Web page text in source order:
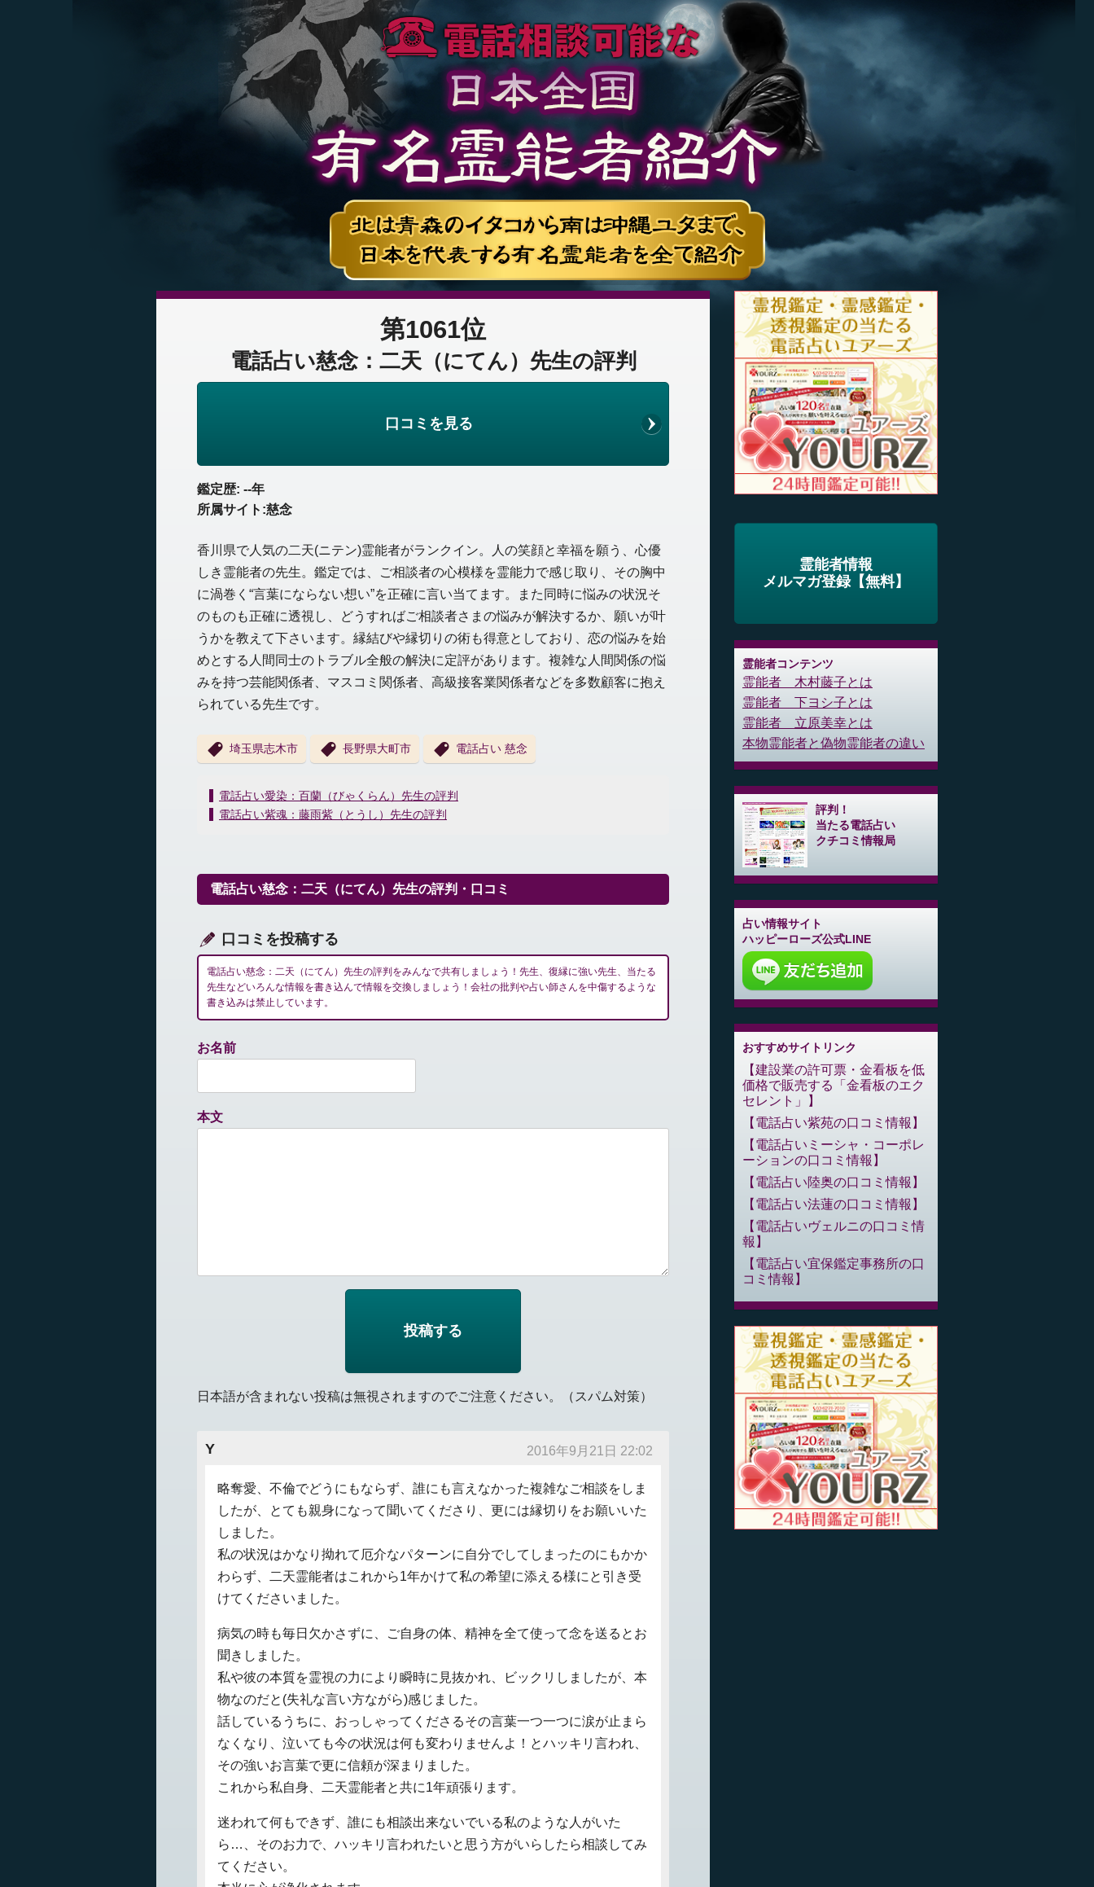
第1061位
電話占い慈念：二天（にてん）先生の評判
口コミを見る
鑑定歴: --年
所属サイト:慈念
香川県で人気の二天(ニテン)霊能者がランクイン。人の笑顔と幸福を願う、心優
しき霊能者の先生。鑑定では、ご相談者の心模様を霊能力で感じ取り、その胸中
に渦巻く“言葉にならない想い”を正確に言い当てます。また同時に悩みの状況そ
のものも正確に透視し、どうすればご相談者さまの悩みが解決するか、願いが叶
うかを教えて下さいます。縁結びや縁切りの術も得意としており、恋の悩みを始
めとする人間同士のトラブル全般の解決に定評があります。複雑な人間関係の悩
みを持つ芸能関係者、マスコミ関係者、高級接客業関係者などを多数顧客に抱え
られている先生です。
埼玉県志木市 長野県大町市 電話占い 慈念
投
稿
ー
シ
ン
電話占い愛染：百蘭（びゃくらん）先生の評判
電話占い紫魂：藤雨紫（とうし）先生の評判
電話占い慈念：二天（にてん）先生の評判・口コミ
口コミを投稿する
電話占い慈念：二天（にてん）先生の評判をみんなで共有しましょう！先生、復縁に強い先生、当たる
先生などいろんな情報を書き込んで情報を交換しましょう！会社の批判や占い師さんを中傷するような
書き込みは禁止しています。
お名前
本文
日本語が含まれない投稿は無視されますのでご注意ください。（スパム対策）
Y 2016年9月21日 22:02
略奪愛、不倫でどうにもならず、誰にも言えなかった複雑なご相談をしま
したが、とても親身になって聞いてくださり、更には縁切りをお願いいた
しました。
私の状況はかなり拗れて厄介なパターンに自分でしてしまったのにもかか
わらず、二天霊能者はこれから1年かけて私の希望に添える様にと引き受
けてくださいました。
病気の時も毎日欠かさずに、ご自身の体、精神を全て使って念を送るとお
聞きしました。
私や彼の本質を霊視の力により瞬時に見抜かれ、ビックリしましたが、本
物なのだと(失礼な言い方ながら)感じました。
話しているうちに、おっしゃってくださるその言葉一つ一つに涙が止まら
なくなり、泣いても今の状況は何も変わりませんよ！とハッキリ言われ、
その強いお言葉で更に信頼が深まりました。
これから私自身、二天霊能者と共に1年頑張ります。
迷われて何もできず、誰にも相談出来ないでいる私のような人がいた
ら…、そのお力で、ハッキリ言われたいと思う方がいらしたら相談してみ
てください。
霊能者情報
メルマガ登録【無料】
霊能者コンテンツ
霊能者 木村藤子とは
霊能者 下ヨシ子とは
霊能者 立原美幸とは
本物霊能者と偽物霊能者の違い
評判！
当たる電話占い
クチコミ情報局
占い情報サイト
ハッピーローズ公式LINE
おすすめサイトリンク
建設業の許可票・金看板を低
価格で販売する「金看板のエク
セレント」
電話占い紫苑の口コミ情報
電話占いミーシャ・コーポレ
ーションの口コミ情報
電話占い陸奥の口コミ情報
電話占い法蓮の口コミ情報
電話占いヴェルニの口コミ情
報
電話占い宜保鑑定事務所の口
コミ情報